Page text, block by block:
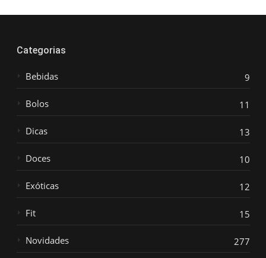
Categorias
Bebidas 9
Bolos 11
Dicas 13
Doces 10
Exóticas 12
Fit 15
Novidades 277